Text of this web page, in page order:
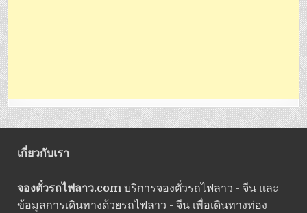
เกี่ยวกับเรา
จองตั๋วรถไฟลาว.com บริการจองตั๋วรถไฟลาว - จีน และ
ข้อมูลการเดินทางด้วยรถไฟลาว - จีน เพื่อเดินทางท่อง